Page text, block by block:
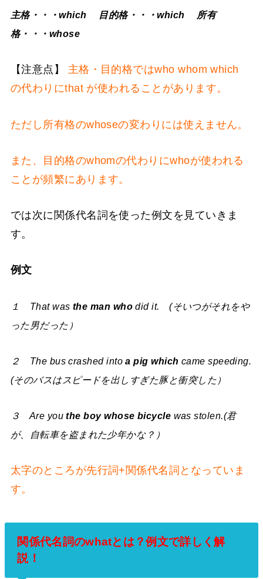
主格・・・which 目的格・・・which 所有
格・・・whose
【注意点】 主格・目的格ではwho whom which
の代わりにthat が使われることがあります。
ただし所有格のwhoseの変わりには使えません。
また、目的格のwhomの代わりにwhoが使われる
ことが頻繁にあります。
では次に関係代名詞を使った例文を見ていきま
す。
例文
１ That was the man whodid it. (そいつがそれをや
った男だった）
２ The bus crashed intoa pig which came speeding.
(そのバスはスピードを出しすぎた豚と衝突した）
３ Are youthe boy whose bicycle was stolen.(君
が、自転車を盗まれた少年かな？）
太字のところが先行詞+関係代名詞となっていま
す。
関係代名詞のwhatとは？例文で詳しく解
説！